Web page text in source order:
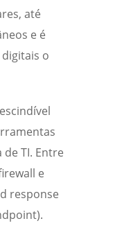
até
e é
o
TI. Entre
e
response